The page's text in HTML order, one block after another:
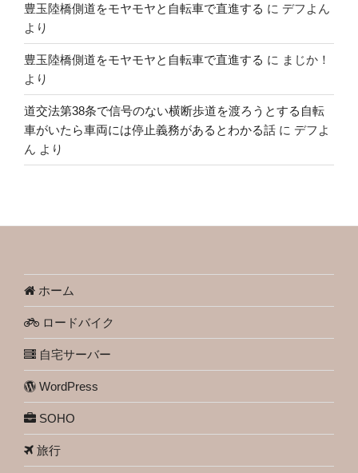
豊玉陸橋側道をモヤモヤと自転車で直進する に デフよん
より
豊玉陸橋側道をモヤモヤと自転車で直進する に まじか！
より
道交法第38条で信号のない横断歩道を渡ろうとする自転
車がいたら車両には停止義務があるとわかる話 に デフよ
ん より
ホーム
ロードバイク
自宅サーバー
WordPress
SOHO
旅行